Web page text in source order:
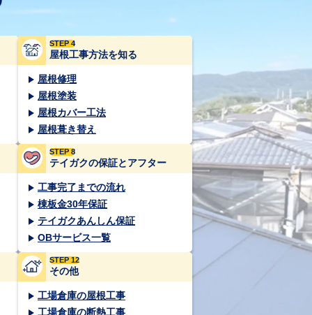
STEP 4
屋根工事方法を知る
屋根修理
屋根塗装
屋根カバー工法
屋根葺き替え
STEP 8
テイガクの保証とアフター
工事完了までの流れ
棟板金30年保証
テイガクあんしん保証
OBサービス一覧
STEP 12
その他
工場倉庫の屋根工事
工場倉庫の断熱工事